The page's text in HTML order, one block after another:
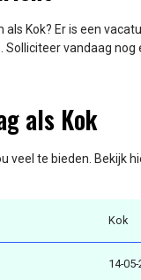
als Kok? Er is een
Solliciteer vandaag
als Kok
veel te bieden. Bekijk
Kok
14-